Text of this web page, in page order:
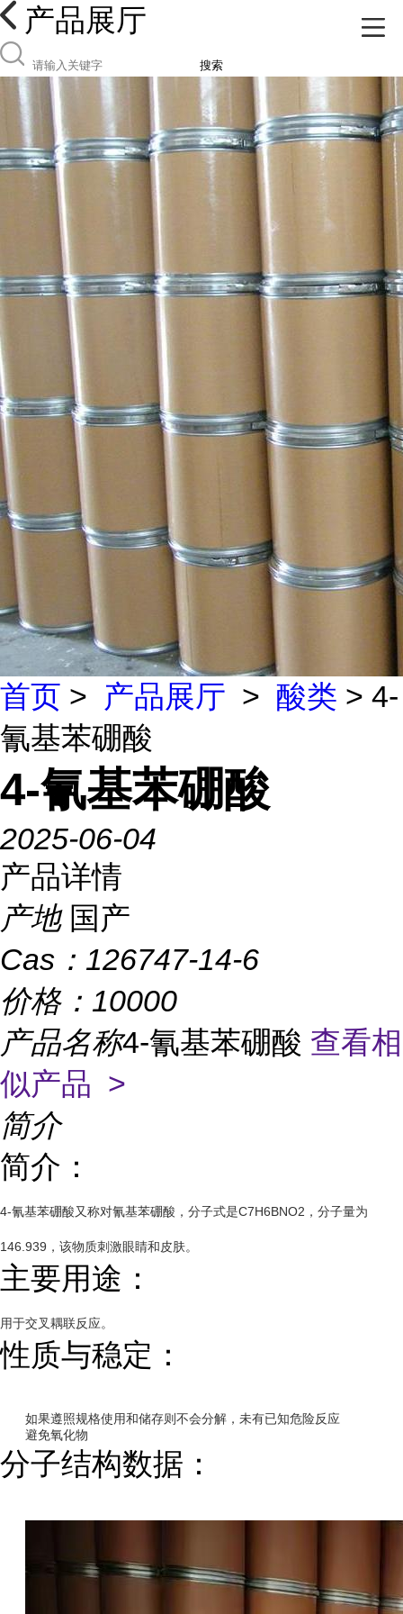
产品展厅
搜索
首页 > 产品展厅 > 酸类 > 4-
氰基苯硼酸
4-氰基苯硼酸
2025-06-04
产品详情
产地 国产
Cas： 126747-14-6
价格： 10000
产品名称4-氰基苯硼酸 查看相
似产品 >
简介
简介：
4-氰基苯硼酸又称对氰基苯硼酸，分子式是C7H6BNO2，分子量为
146.939，该物质刺激眼睛和皮肤。
主要用途：
用于交叉耦联反应。
性质与稳定：
如果遵照规格使用和储存则不会分解，未有已知危险反应
避免氧化物
分子结构数据：